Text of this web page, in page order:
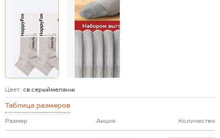
Цвет: св.серыймеланж
Таблица размеров
Размер Акция Количество